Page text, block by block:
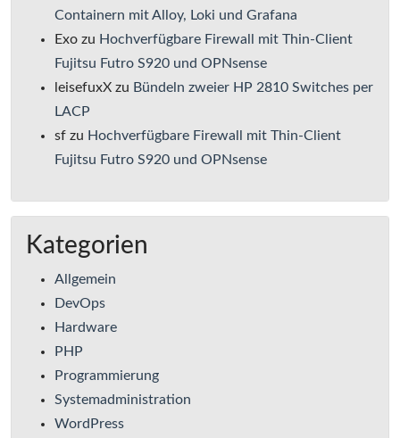
Containern mit Alloy, Loki und Grafana
Exo zu Hochverfügbare Firewall mit Thin-Client
Fujitsu Futro S920 und OPNsense
leisefuxX zu Bündeln zweier HP 2810 Switches per
LACP
sf zu Hochverfügbare Firewall mit Thin-Client
Fujitsu Futro S920 und OPNsense
Kategorien
Allgemein
DevOps
Hardware
PHP
Programmierung
Systemadministration
WordPress